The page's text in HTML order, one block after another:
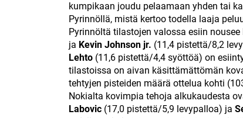
kumpikaan joudu pelaamaan yhden tai
Pyrinnöllä, mistä kertoo todella laaja
Pyrinnöltä tilastojen valossa esiin nousee
ja Kevin Johnson jr. (11,4 pistettä/8,2
Lehto (11,6 pistettä/4,4 syöttöä) on
tilastoissa on aivan käsittämättömän
tehtyjen pisteiden määrä ottelua kohti
Nokialta kovimpia tehoja alkukaudesta
Labovic (17,0 pistettä/5,9 levypalloa) ja